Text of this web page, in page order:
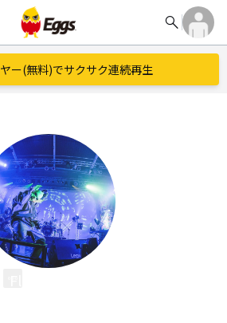
search
ー(無料)でサクサク連続再生